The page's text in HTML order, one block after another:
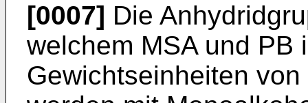
[0007] Die
welchem MSA und PB
Gewichtseinheiten